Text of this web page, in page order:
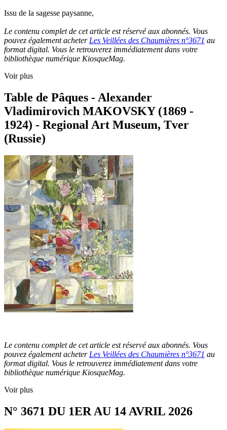
Issu de la sagesse paysanne,
Le contenu complet de cet article est réservé aux abonnés. Vous
pouvez également acheter Les Veillées des Chaumières n°3671 au
format digital. Vous le retrouverez immédiatement dans votre
bibliothèque numérique KiosqueMag.
Voir plus
Table de Pâques - Alexander
Vladimirovich MAKOVSKY (1869 -
1924) - Regional Art Museum, Tver
(Russie)
Le contenu complet de cet article est réservé aux abonnés. Vous
pouvez également acheterLes Veillées des Chaumières n°3671 au
format digital. Vous le retrouverez immédiatement dans votre
bibliothèque numérique KiosqueMag.
Voir plus
N° 3671 DU 1ER AU 14 AVRIL 2026